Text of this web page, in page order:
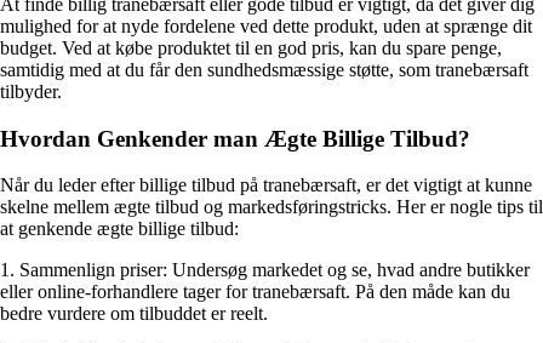
At finde billig tranebærsaft eller gode tilbud er vigtigt, da det giver dig
mulighed for at nyde fordelene ved dette produkt, uden at sprænge dit
budget. Ved at købe produktet til en god pris, kan du spare penge,
samtidig med at du får den sundhedsmæssige støtte, som tranebærsaft
tilbyder.
Hvordan Genkender man Ægte Billige Tilbud?
Når du leder efter billige tilbud på tranebærsaft, er det vigtigt at kunne
skelne mellem ægte tilbud og markedsføringstricks. Her er nogle tips til
at genkende ægte billige tilbud:
1. Sammenlign priser: Undersøg markedet og se, hvad andre butikker
eller online-forhandlere tager for tranebærsaft. På den måde kan du
bedre vurdere om tilbuddet er reelt.